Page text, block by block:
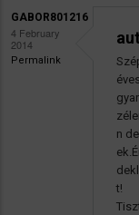
GABOR801216
4 February
2014
Permalink
n
t!